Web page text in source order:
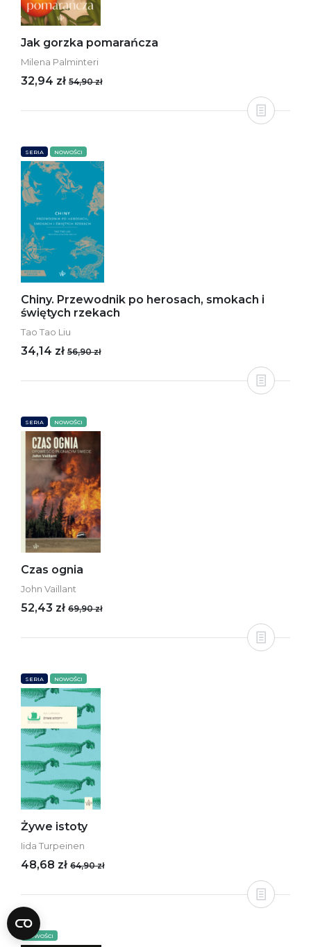
Jak gorzka pomarańcza
Milena Palminteri
32,94 zł 54,90 zł
SERIA NOWOŚCI
Chiny. Przewodnik po herosach, smokach i
świętych rzekach
Tao Tao Liu
34,14 zł 56,90 zł
SERIA NOWOŚCI
Czas ognia
John Vaillant
52,43 zł 69,90 zł
SERIA NOWOŚCI
Żywe istoty
Iida Turpeinen
48,68 zł 64,90 zł
NOWOŚCI